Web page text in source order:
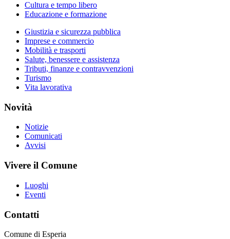
Cultura e tempo libero
Educazione e formazione
Giustizia e sicurezza pubblica
Imprese e commercio
Mobilità e trasporti
Salute, benessere e assistenza
Tributi, finanze e contravvenzioni
Turismo
Vita lavorativa
Novità
Notizie
Comunicati
Avvisi
Vivere il Comune
Luoghi
Eventi
Contatti
Comune di Esperia